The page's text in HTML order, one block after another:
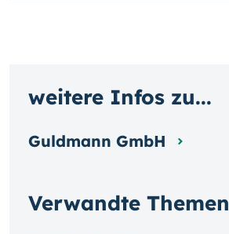
Verwandte Themen
weitere Infos zu...
Guldmann GmbH